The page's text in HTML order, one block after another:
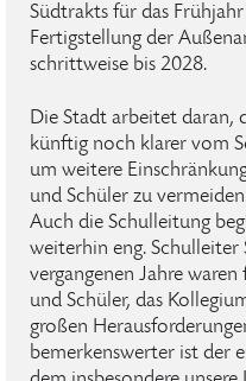
Südtrakts für das
Fertigstellung der
schrittweise bis 2028.
Die Stadt arbeitet daran,
künftig noch klarer vom
um weitere
und Schüler zu
Auch die Schulleitung
weiterhin eng. Schulleiter
vergangenen Jahre
und Schüler, das
großen
bemerkenswerter ist der